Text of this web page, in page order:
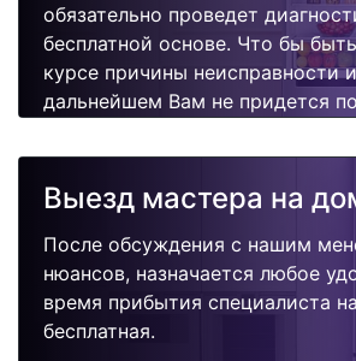
обязательно проведет
бесплатной основе. Что бы
курсе причины неисправности
дальнейшем Вам не придется
поломок.
Выезд мастера на
После обсуждения с нашим
нюансов, назначается любое
время прибытия специалиста
бесплатная.